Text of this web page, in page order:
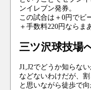
ンイレブン発券。
この試合は＋0円でビ
＋手数料220円ならま
三ツ沢球技場
J1,J2でどうか知らな
などないわけだが、
と思いながら徒歩で